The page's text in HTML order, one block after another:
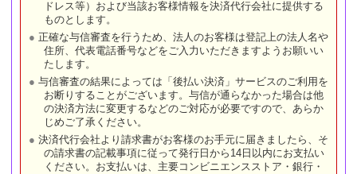
ドレス等）および当該お客様情報を決済代行会社に提供する
ものとします。
正確な与信審査を行うため、法人のお客様は登記上の法人名や
住所、代表電話番号などをご入力いただきますようお願いい
たします。
与信審査の結果によっては「後払い決済」サービスのご利用を
お断りすることがございます。与信が通らなかった場合は他
の決済方法に変更するなどのご対応が必要ですので、あらか
じめご了承ください。
決済代行会社より請求書がお客様のお手元に届きましたら、そ
の請求書の記載事項に従って発行日から14日以内にお支払い
ください。お支払いは、主要コンビニエンスストア・銀行・